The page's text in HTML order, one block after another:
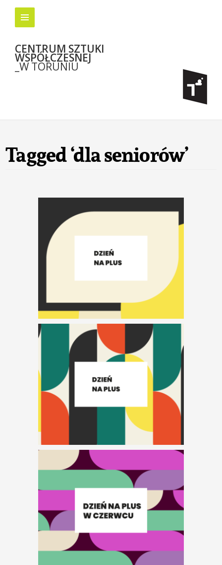
CENTRUM SZTUKI
WSPÓŁCZESNEJ
_W TORUNIU
Tagged ‘dla seniorów’
październiku